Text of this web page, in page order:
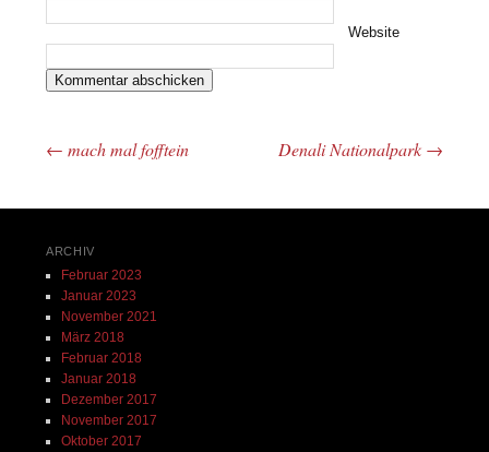
Website
Beitrags-Navigation
← mach mal fofftein Denali Nationalpark →
ARCHIV
Februar 2023
Januar 2023
November 2021
März 2018
Februar 2018
Januar 2018
Dezember 2017
November 2017
Oktober 2017